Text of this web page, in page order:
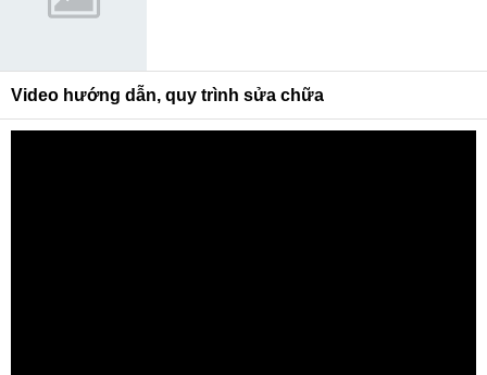
Video hướng dẫn, quy trình sửa chữa